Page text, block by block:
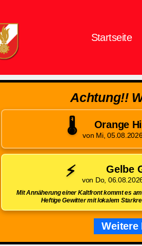
Startseite
Achtung!!
🌡️ Orange
von Mi,
⚡ Gelbe
von Do,
Mit Annäherung einer Kaltfront kommt es
Heftige Gewitter mit lokalem
Weitere